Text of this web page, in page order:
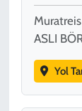
ASLI
Yol